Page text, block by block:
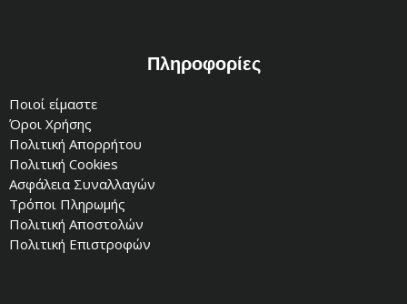
Πληροφορίες
Ποιοί είμαστε
Όροι Χρήσης
Πολιτική Απορρήτου
Πολιτική Cookies
Ασφάλεια Συναλλαγών
Τρόποι Πληρωμής
Πολιτική Αποστολών
Πολιτική Επιστροφών